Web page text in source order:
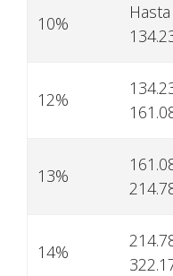
10%
Hasta
12%
13%
14%